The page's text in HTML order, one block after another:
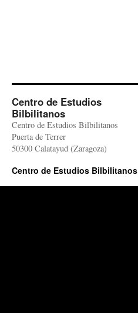
Centro de Estudios
Bilbilitanos
Centro de Estudios Bilbilitanos
Puerta de Terrer
50300 Calatayud (Zaragoza)
Centro de Estudios Bilbilitanos